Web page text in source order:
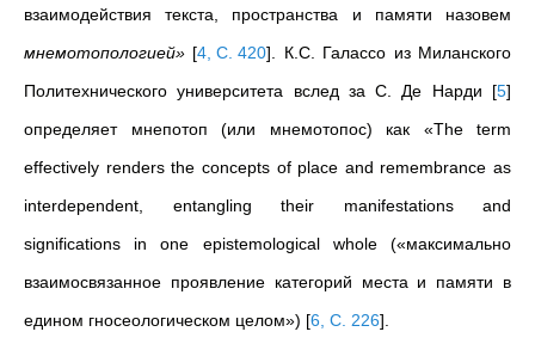
взаимодействия текста, пространства и памяти назовем
мнемотопологией» [4, С. 420] . К.С. Галассо из Миланского
Политехнического университета вслед за С. Де Нарди [5]
определяет мнепотоп (или мнемотопос) как «The term
effectively renders the concepts of place and remembrance as
interdependent, entangling their manifestations and
significations in one epistemological whole («максимально
взаимосвязанное проявление категорий места и памяти в
едином гносеологическом целом») [6, С. 226]